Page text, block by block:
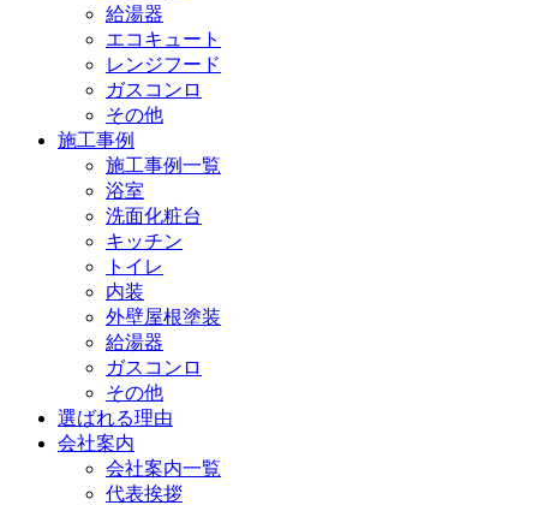
給湯器
エコキュート
レンジフード
ガスコンロ
その他
施工事例
施工事例一覧
浴室
洗面化粧台
キッチン
トイレ
内装
外壁屋根塗装
給湯器
ガスコンロ
その他
選ばれる理由
会社案内
会社案内一覧
代表挨拶